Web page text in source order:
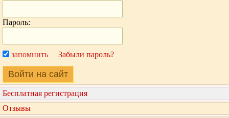
Пароль:
запомнить Забыли пароль?
Войти на сайт
Бесплатная регистрация
Отзывы